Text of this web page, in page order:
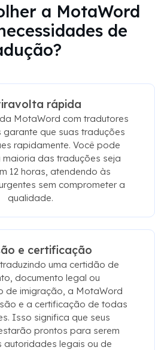
a MotaWord
de
rápida
MotaWord com tradutores
garante que suas traduções
rapidamente. Você pode
maioria das traduções seja
12 horas, atendendo às
sem comprometer a
qualidade.
e certificação
uma certidão de
documento legal ou
de imigração, a MotaWord
e a certificação de todas
Isso significa que seus
prontos para serem
autoridades legais ou de